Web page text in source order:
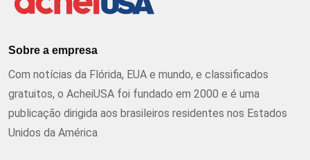
Sobre a empresa
Com notícias da Flórida, EUA e mundo, e classificados
gratuitos, o AcheiUSA foi fundado em 2000 e é uma
publicação dirigida aos brasileiros residentes nos Estados
Unidos da América